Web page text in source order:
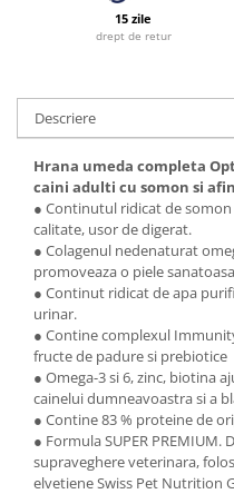
15 zile
drept de retur
Descriere
Hrana umeda completa
caini adulti cu somon si
● Continutul ridicat de
calitate, usor de digerat.
● Colagenul nedenaturat
promoveaza o piele
● Continut ridicat de apa
urinar.
● Contine complexul
fructe de padure si prebiotice
● Omega-3 si 6, zinc, biotina
cainelui dumneavoastra si a
● Contine 83 % proteine de
● Formula SUPER
supraveghere veterinara,
elvetiene Swiss Pet Nutrition